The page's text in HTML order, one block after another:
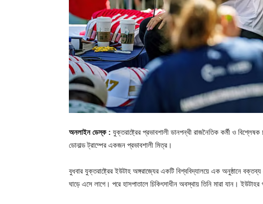
অনলাইন ডেস্ক : যুক্তরাষ্ট্রের প্রভাবশালী ডানপন্থী রাজনৈতিক কর্মী ও বিশ্লেষক
ডোনাল্ড ট্রাম্পের একজন প্রভাবশালী মিত্র।
বুধবার যুক্তরাষ্ট্রের ইউটাহ অঙ্গরাজ্যের একটি বিশ্ববিদ্যালয়ে এক অনুষ্ঠানে
ঘাড়ে এসে লাগে। পরে হাসপাতালে চিকিৎসাধীন অবস্থায় তিনি মারা যান।